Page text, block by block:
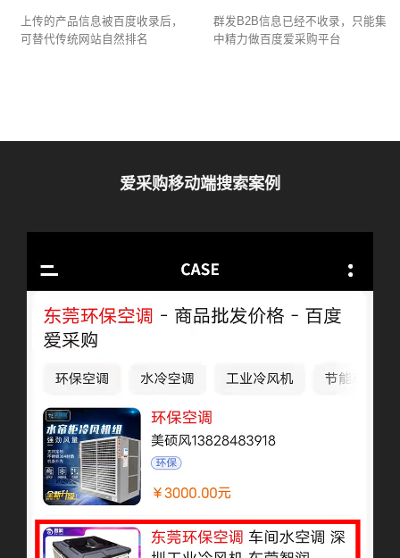
上传的产品信息被百度收录后，
可替代传统网站自然排名
群发B2B信息已经不收录，只能集
中精力做百度爱采购平台
爱采购移动端搜索案例